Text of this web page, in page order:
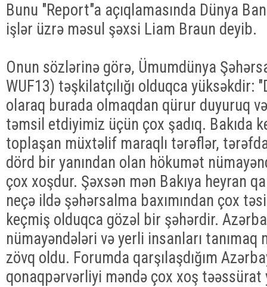
Bunu "Report"a açıqlamasında Dünya
işlər üzrə məsul şəxsi Liam Braun deyib.
Onun sözlərinə görə, Ümumdünya
WUF13) təşkilatçılığı olduqca yüksəkdir:
olaraq burada olmaqdan qürur duyuruq
təmsil etdiyimiz üçün çox şadıq. Bakıda
toplaşan müxtəlif maraqlı tərəflər,
dörd bir yanından olan hökumət
çox xoşdur. Şəxsən mən Bakıya heyran
neçə ildə şəhərsalma baxımından çox
keçmiş olduqca gözəl bir şəhərdir.
nümayəndələri və yerli insanları tanımaq
zövq oldu. Forumda qarşılaşdığım
qonaqpərvərliyi məndə çox xoş təəssürat